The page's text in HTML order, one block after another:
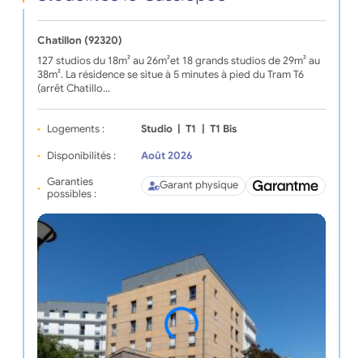
Chatillon (92320)
127 studios du 18m² au 26m²et 18 grands studios de 29m² au
38m². La résidence se situe à 5 minutes à pied du Tram T6
(arrêt Chatillo…
Logements : Studio T1 T1 Bis
Disponibilités :
Août 2026
Garanties
possibles :
Garant physique